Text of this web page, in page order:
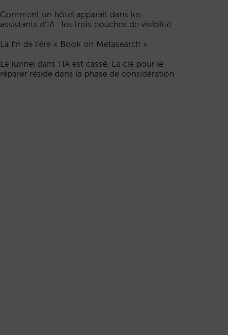
Comment un hôtel apparaît dans les
assistants d’IA : les trois couches de visibilité
La fin de l’ère « Book on Metasearch »
Le funnel dans l’IA est cassé. La clé pour le
réparer réside dans la phase de considération